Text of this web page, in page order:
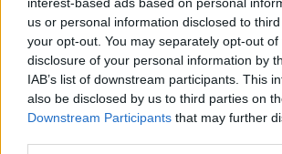
us or personal information disclosed to
your opt-out. You may separately opt-out
disclosure of your personal information by
IAB’s list of downstream participants. This
also be disclosed by us to third parties on
Downstream Participants that may further
Πολιτική|21.02.2026 19:12
Μετωπική Γεωργιάδη με τον
συλληφθέντα γιατρό on air:
έχω χαρίσει - Θα ξαναπάω